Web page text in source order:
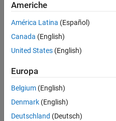
Americhe
América Latina (Español)
Canada (English)
United States (English)
Europa
Belgium (English)
Denmark (English)
Deutschland (Deutsch)
Centro di fiducia
Antipirateria
Stato